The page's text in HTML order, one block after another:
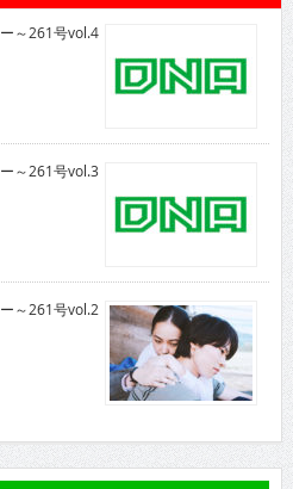
～261号vol.4
～261号vol.3
～261号vol.2